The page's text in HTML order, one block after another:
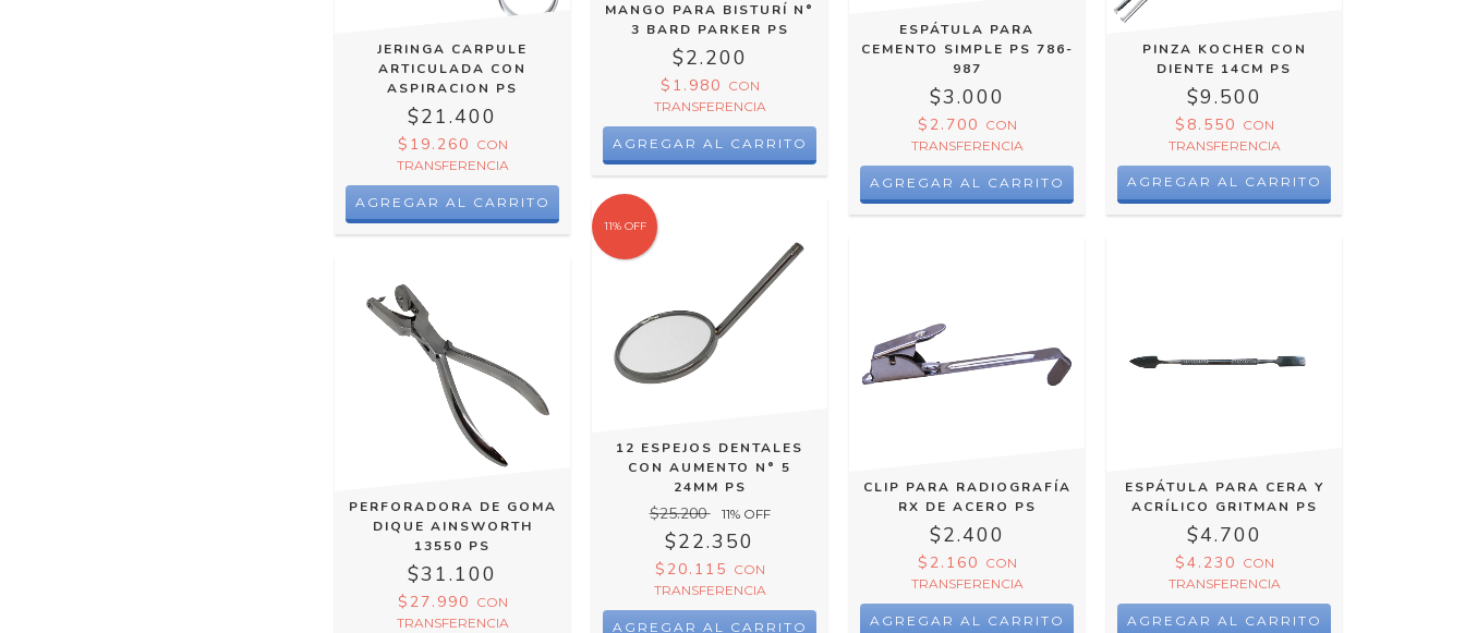
JERINGA CARPULE
ARTICULADA CON
ASPIRACION PS
$21.400
$19.260 CON
TRANSFERENCIA
MANGO PARA BISTURÍ N°
3 BARD PARKER PS
$2.200
$1.980 CON
TRANSFERENCIA
ESPÁTULA PARA
CEMENTO SIMPLE PS 786-
987
$3.000
$2.700 CON
TRANSFERENCIA
PINZA KOCHER CON
DIENTE 14CM PS
$9.500
$8.550 CON
TRANSFERENCIA
AGREGAR AL CARRITO
PERFORADORA DE GOMA
DIQUE AINSWORTH
13550 PS
$31.100
$27.990 CON
TRANSFERENCIA
11% OFF
12 ESPEJOS DENTALES
CON AUMENTO N° 5
24MM PS
$25.200 11% OFF
$22.350
$20.115 CON
TRANSFERENCIA
CLIP PARA RADIOGRAFÍA
RX DE ACERO PS
$2.400
$2.160 CON
TRANSFERENCIA
ESPÁTULA PARA CERA Y
ACRÍLICO GRITMAN PS
$4.700
$4.230 CON
TRANSFERENCIA